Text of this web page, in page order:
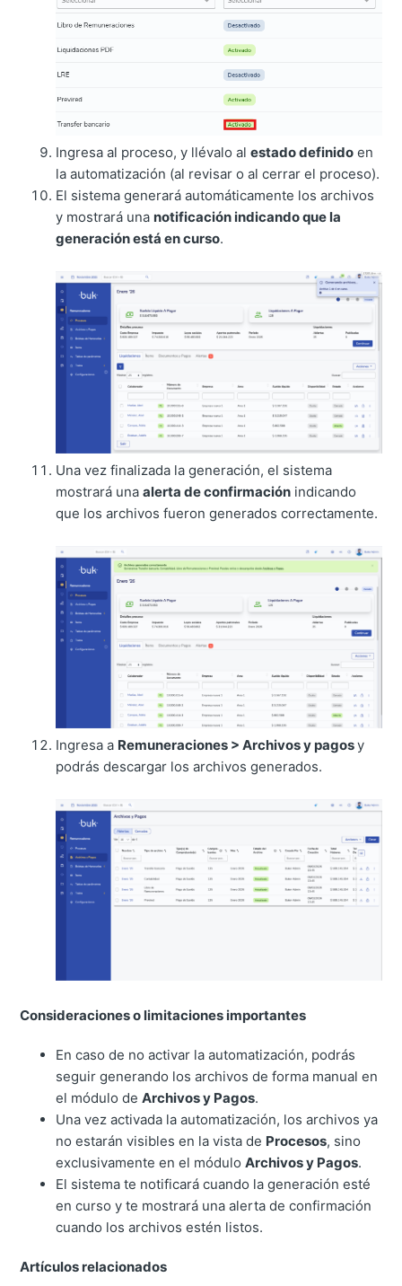
Ingresa al proceso, y llévalo alestado definido en
la automatización (al revisar o al cerrar el proceso).
El sistema generará automáticamente los archivos
y mostrará una notificación indicando que la
generación está en curso.
Una vez finalizada la generación, el sistema
mostrará unaalerta de confirmación indicando
que los archivos fueron generados correctamente.
Ingresa a Remuneraciones > Archivos y pagosy
podrás descargar los archivos generados.
Consideraciones o limitaciones importantes
En caso de no activar la automatización, podrás
seguir generando los archivos de forma manual en
el módulo deArchivos y Pagos.
Una vez activada la automatización, los archivos ya
no estarán visibles en la vista de Procesos, sino
exclusivamente en el móduloArchivos y Pagos.
El sistema te notificará cuando la generación esté
en curso y te mostrará una alerta de confirmación
cuando los archivos estén listos.
Artículos relacionados